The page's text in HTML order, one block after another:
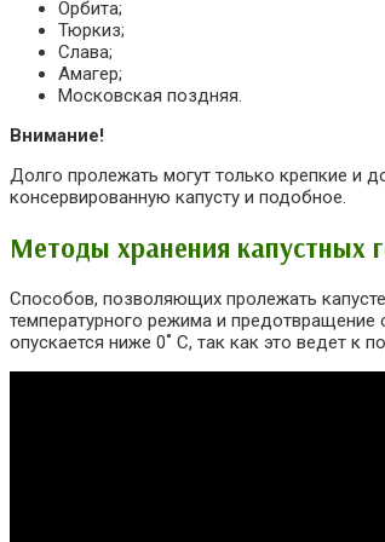
Орбита;
Тюркиз;
Слава;
Амагер;
Московская поздняя.
Внимание!
Долго пролежать могут только крепкие и
консервированную капусту и подобное.
Методы хранения капустных
Способов, позволяющих пролежать
температурного режима и
опускается ниже 0˚ C, так как это ведет к